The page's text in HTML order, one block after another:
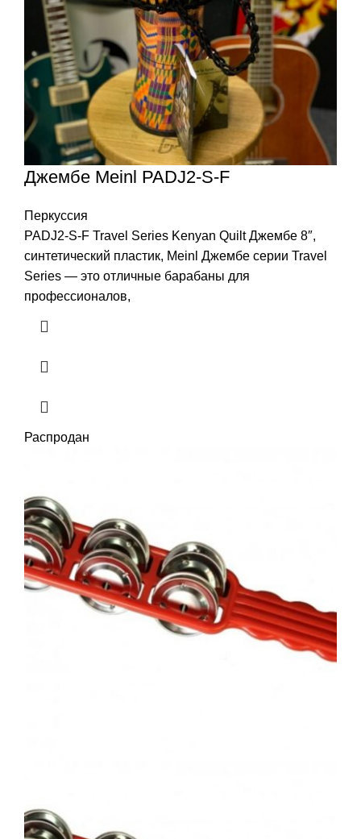
Джембе Meinl PADJ2-S-F
Перкуссия
PADJ2-S-F Travel Series Kenyan Quilt Джембе 8″,
синтетический пластик, Meinl Джембе серии Travel
Series — это отличные барабаны для
профессионалов,
Распродан